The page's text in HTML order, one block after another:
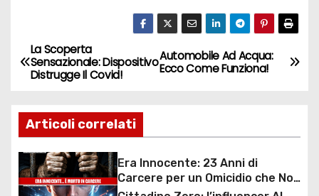
N
a
v
i
g
Automobile Ad Acqua:
Ecco Come Funziona!
La Scoperta
Sensazionale: Dispositivo
Distrugge Il Covid!
Articoli correlati
Era Innocente: 23 Anni di
Carcere per un Omicidio che Non
Ha Commesso